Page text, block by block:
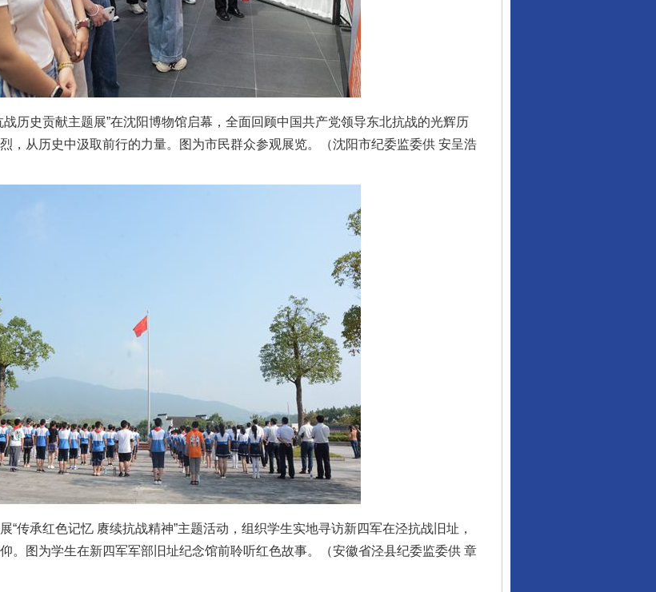
史贡献主题展”在沈阳博物馆启幕，全面回顾中国共产党领导东北抗战的光辉历
，从历史中汲取前行的力量。图为市民群众参观展览。（沈阳市纪委监委供 安呈浩
承红色记忆 赓续抗战精神”主题活动，组织学生实地寻访新四军在泾抗战旧址，
。图为学生在新四军军部旧址纪念馆前聆听红色故事。（安徽省泾县纪委监委供 章
行业协会接连发公告
法徽映军营 权益有保障 让核能赋能千行百业